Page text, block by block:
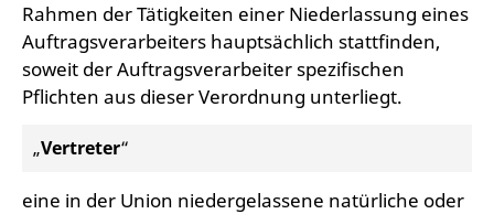
Rahmen der Tätigkeiten einer Niederlassung eines
Auftragsverarbeiters hauptsächlich stattfinden,
soweit der Auftragsverarbeiter spezifischen
Pflichten aus dieser Verordnung unterliegt.
„Vertreter“
eine in der Union niedergelassene natürliche oder